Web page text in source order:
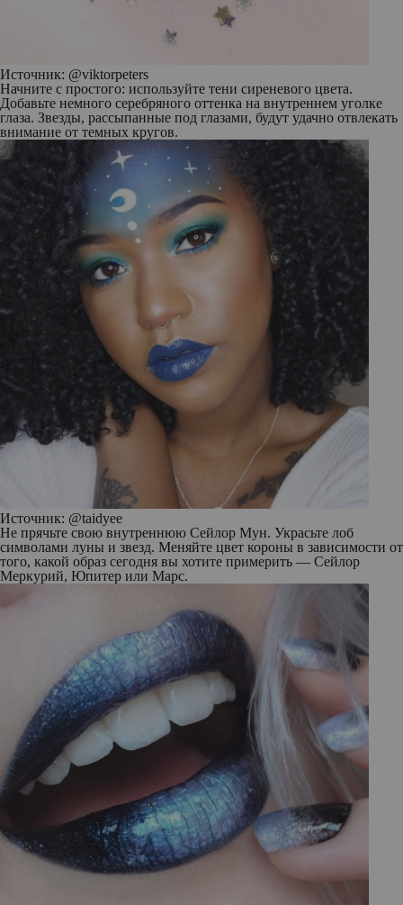
Источник: @viktorpeters
Начните с простого: используйте тени сиреневого цвета.
Добавьте немного серебряного оттенка на внутреннем уголке
глаза. Звезды, рассыпанные под глазами, будут удачно отвлекать
внимание от темных кругов.
Источник: @taidyee
Не прячьте свою внутреннюю Сейлор Мун. Украсьте лоб
символами луны и звезд. Меняйте цвет короны в зависимости от
того, какой образ сегодня вы хотите примерить — Сейлор
Меркурий, Юпитер или Марс.